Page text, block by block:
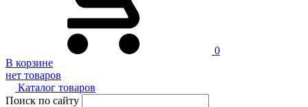
0
В корзине
нет товаров
Каталог товаров
Поиск по сайту